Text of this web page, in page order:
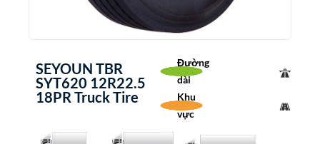
SEYOUN TBR
SYT620 12R22.5
18PR Truck Tire
Đường
dài
Khu
vực